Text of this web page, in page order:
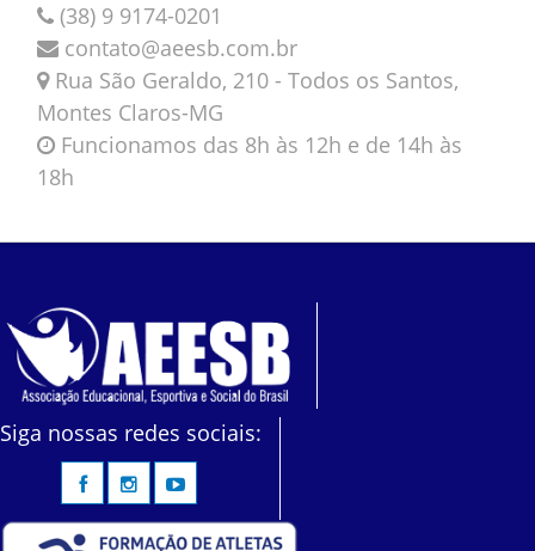
(38) 9 9174-0201
contato@aeesb.com.br
Rua São Geraldo, 210 - Todos os Santos,
Montes Claros-MG
Funcionamos das 8h às 12h e de 14h às
18h
Siga nossas redes sociais: